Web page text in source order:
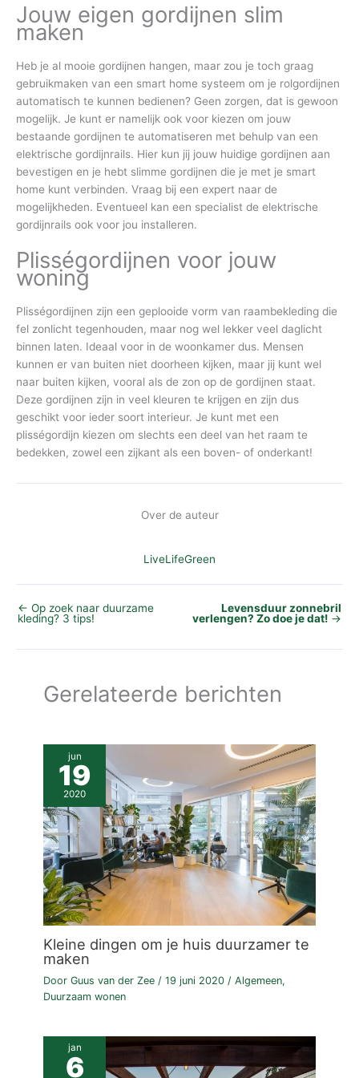
Jouw eigen gordijnen slim
maken
Heb je al mooie gordijnen hangen, maar zou je toch graag
gebruikmaken van een smart home systeem om je rolgordijnen
automatisch te kunnen bedienen? Geen zorgen, dat is gewoon
mogelijk. Je kunt er namelijk ook voor kiezen om jouw
bestaande gordijnen te automatiseren met behulp van een
elektrische gordijnrails. Hier kun jij jouw huidige gordijnen aan
bevestigen en je hebt slimme gordijnen die je met je smart
home kunt verbinden. Vraag bij een expert naar de
mogelijkheden. Eventueel kan een specialist de elektrische
gordijnrails ook voor jou installeren.
Plisségordijnen voor jouw
woning
Plisségordijnen zijn een geplooide vorm van raambekleding die
fel zonlicht tegenhouden, maar nog wel lekker veel daglicht
binnen laten. Ideaal voor in de woonkamer dus. Mensen
kunnen er van buiten niet doorheen kijken, maar jij kunt wel
naar buiten kijken, vooral als de zon op de gordijnen staat.
Deze gordijnen zijn in veel kleuren te krijgen en zijn dus
geschikt voor ieder soort interieur. Je kunt met een
plisségordijn kiezen om slechts een deel van het raam te
bedekken, zowel een zijkant als een boven- of onderkant!
Over de auteur
LiveLifeGreen
← Op zoek naar duurzame
kleding? 3 tips!
Levensduur zonnebril
verlengen? Zo doe je dat! →
Gerelateerde berichten
jun
19
2020
Kleine dingen om je huis duurzamer te
maken
DoorGuus van der Zee/19 juni 2020/Algemeen,
Duurzaam wonen
jan
6